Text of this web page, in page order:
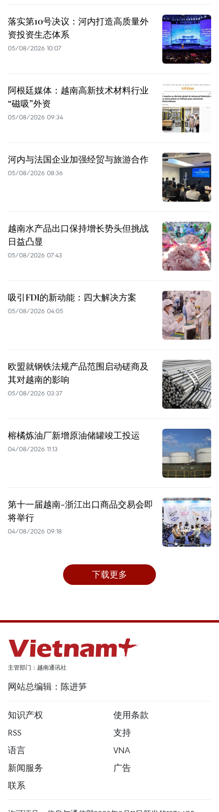
落实第10号决议：河内打造高质量外
资投资生态体系
05/08/2026 10:07
阿根廷媒体：越南高新技术材料行业
“磁吸”外资
05/08/2026 09:34
河内与法国企业加强经贸与旅游合作
05/08/2026 08:36
越南水产品出口保持增长势头但挑战
日益凸显
05/08/2026 07:43
吸引FDI的新动能：四大解决方案
05/08/2026 04:05
欧盟就钢铁法规产品范围启动磋商及
其对越南的影响
05/08/2026 03:37
榕橘炼油厂新增原油储罐竣工投运
04/08/2026 11:13
第十一届越南-浙江出口商品交易会即
将举行
04/08/2026 09:18
下载更多
主管部门：越南通讯社
网站总编辑：陈进笋
知识产权
使用条款
RSS
支持
语言
VNA
新闻服务
广告
联系